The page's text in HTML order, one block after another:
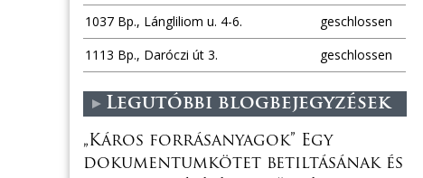
1037 Bp., Lángliliom u. 4-6.
geschlossen
1113 Bp., Daróczi út 3.
geschlossen
Legutóbbi blogbejegyzések
„Káros forrásanyagok” Egy
dokumentumkötet betiltásának és